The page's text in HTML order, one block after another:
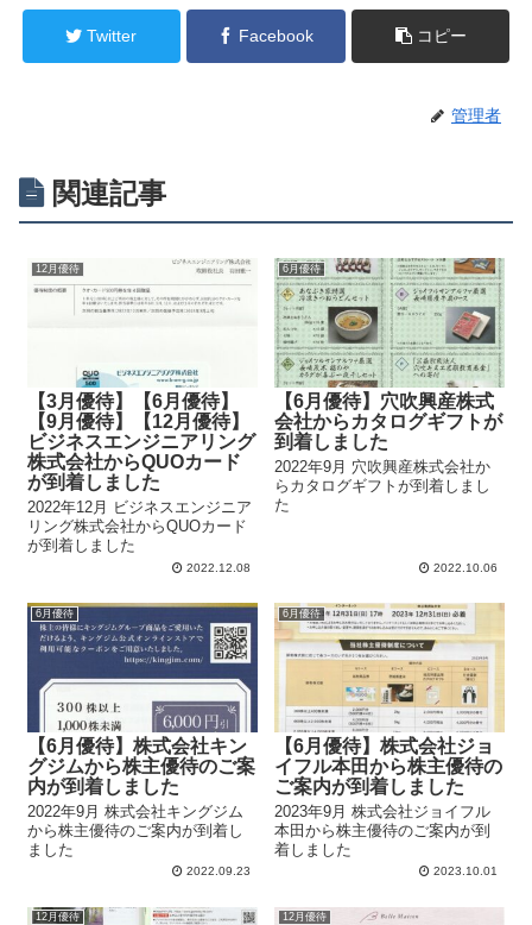
Twitter Facebook コピー
管理者
関連記事
12月優待
【3月優待】【6月優待】
【9月優待】【12月優待】
ビジネスエンジニアリング
株式会社からQUOカード
が到着しました
2022年12月 ビジネスエンジニア
リング株式会社からQUOカード
が到着しました
2022.12.08
6月優待
【6月優待】穴吹興産株式
会社からカタログギフトが
到着しました
2022年9月 穴吹興産株式会社か
らカタログギフトが到着しまし
た
2022.10.06
6月優待
【6月優待】株式会社キン
グジムから株主優待のご案
内が到着しました
2022年9月 株式会社キングジム
から株主優待のご案内が到着し
ました
2022.09.23
6月優待
【6月優待】株式会社ジョ
イフル本田から株主優待の
ご案内が到着しました
2023年9月 株式会社ジョイフル
本田から株主優待のご案内が到
着しました
2023.10.01
12月優待 12月優待